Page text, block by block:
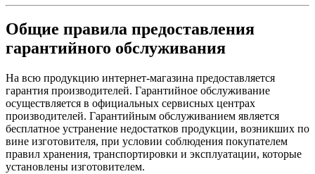
Общие правила предоставления
гарантийного обслуживания
На всю продукцию интернет-магазина предоставляется
гарантия производителей. Гарантийное обслуживание
осуществляется в официальных сервисных центрах
производителей. Гарантийным обслуживанием является
бесплатное устранение недостатков продукции, возникших по
вине изготовителя, при условии соблюдения покупателем
правил хранения, транспортировки и эксплуатации, которые
установлены изготовителем.